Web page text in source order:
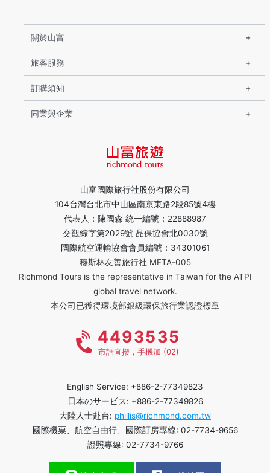
山富國際旅行社股份有限公司
104台灣台北市中山區南京東路2段85號4樓
代表人：陳國森 統一編號：22888987
交觀綜字第2029號 品保協會北0030號
國際航空運輸協會會員編號：34301061
穆斯林友善旅行社 MFTA-005
Richmond Tours is the representative in Taiwan for the ATPI
global travel network.
本公司已獲得環境部銀級環保旅行業認證標章
關於山富
旅客服務
訂購須知
同業與企業
4493535
市話直撥，手機加 (02)
English Service: +886-2-77349823
日本のサービス: +886-2-77349826
大陸人士赴台: phillis@richmond.com.tw
國際機票、航空自由行、國際訂房專線: 02-7734-9656
證照專線: 02-7734-9766